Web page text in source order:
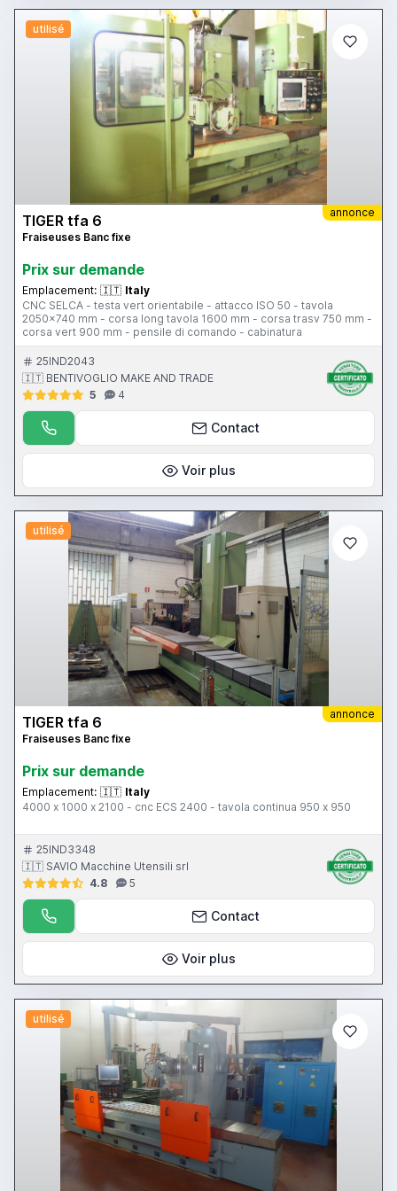
utilisé
annonce
TIGER tfa 6
Fraiseuses Banc fixe
Prix ​​sur demande
Emplacement: 🇮🇹 Italy
CNC SELCA - testa vert orientabile - attacco ISO 50 - tavola
2050x740 mm - corsa long tavola 1600 mm - corsa trasv 750 mm -
corsa vert 900 mm - pensile di comando - cabinatura
25IND2043
🇮🇹 BENTIVOGLIO MAKE AND TRADE
5
4
Contact
Voir plus
utilisé
annonce
TIGER tfa 6
Fraiseuses Banc fixe
Prix ​​sur demande
Emplacement: 🇮🇹 Italy
4000 x 1000 x 2100 - cnc ECS 2400 - tavola continua 950 x 950
25IND3348
🇮🇹 SAVIO Macchine Utensili srl
4.8
5
Contact
Voir plus
utilisé